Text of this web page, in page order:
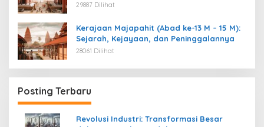
29887 Dilihat
Kerajaan Majapahit (Abad ke-13 M – 15 M):
Sejarah, Kejayaan, dan Peninggalannya
28061 Dilihat
Posting Terbaru
Revolusi Industri: Transformasi Besar